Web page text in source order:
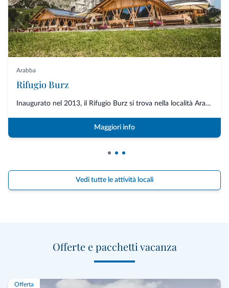
Arabba
Rifugio Burz
Inaugurato nel 2013, il Rifugio Burz si trova nella località Arabba di Livi...
Maggiori info
Vedi tutte le attività locali
Offerte e pacchetti vacanza
Offerta